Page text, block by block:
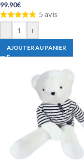
99.90€
5 avis
- +
AJOUTER AU PANIER